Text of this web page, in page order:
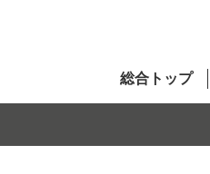
総合トップ